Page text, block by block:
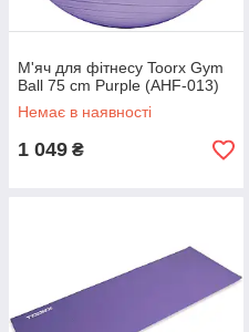
М'яч для фітнесу Toorx Gym
Ball 75 cm Purple (AHF-013)
Немає в наявності
1 049 ₴